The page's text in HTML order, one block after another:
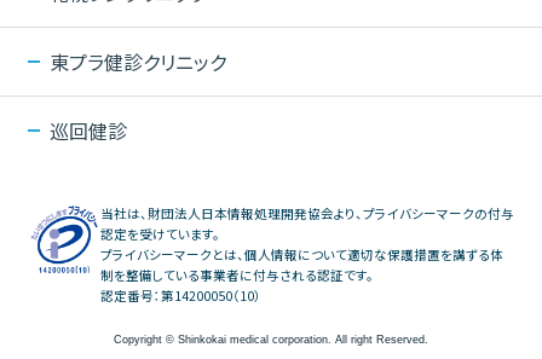
東プラ健診クリニック
巡回健診
当社は、財団法人日本情報処理開発協会より、プライバシーマークの付与
認定を受けています。
プライバシーマークとは、個人情報について適切な保護措置を講ずる体
制を整備している事業者に付与される認証です。
認定番号：第14200050（10）
Copyright © Shinkokai medical corporation. All right Reserved.